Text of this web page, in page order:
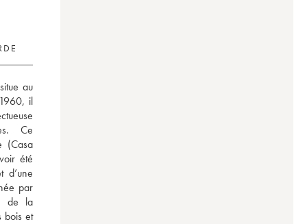
au
il
Ce
(Casa
été
d’une
par
de la
bois et